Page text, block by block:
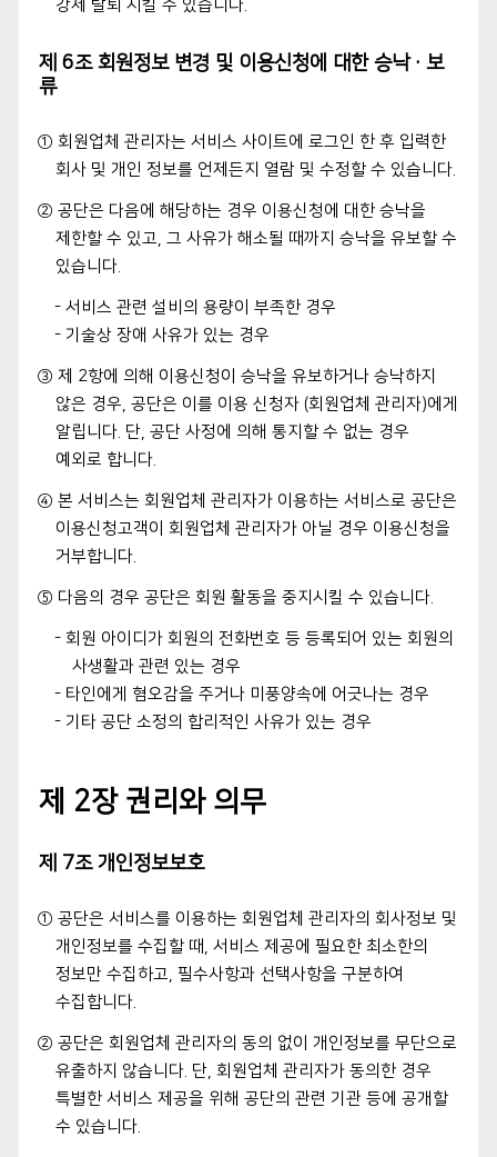
강제 탈퇴 시킬 수 있습니다.
제 6조 회원정보 변경 및 이용신청에 대한 승낙·보
류
① 회원업체 관리자는 서비스 사이트에 로그인 한 후 입력한
회사 및 개인 정보를 언제든지 열람 및 수정할 수 있습니다.
② 공단은 다음에 해당하는 경우 이용신청에 대한 승낙을
제한할 수 있고, 그 사유가 해소될 때까지 승낙을 유보할 수
있습니다.
- 서비스 관련 설비의 용량이 부족한 경우
- 기술상 장애 사유가 있는 경우
③ 제 2항에 의해 이용신청이 승낙을 유보하거나 승낙하지
않은 경우, 공단은 이를 이용 신청자 (회원업체 관리자)에게
알립니다. 단, 공단 사정에 의해 통지할 수 없는 경우
예외로 합니다.
④ 본 서비스는 회원업체 관리자가 이용하는 서비스로 공단은
이용신청고객이 회원업체 관리자가 아닐 경우 이용신청을
거부합니다.
⑤ 다음의 경우 공단은 회원 활동을 중지시킬 수 있습니다.
- 회원 아이디가 회원의 전화번호 등 등록되어 있는 회원의
사생활과 관련 있는 경우
- 타인에게 혐오감을 주거나 미풍양속에 어긋나는 경우
- 기타 공단 소정의 합리적인 사유가 있는 경우
제 2장 권리와 의무
제 7조 개인정보보호
① 공단은 서비스를 이용하는 회원업체 관리자의 회사정보 및
개인정보를 수집할 때, 서비스 제공에 필요한 최소한의
정보만 수집하고, 필수사항과 선택사항을 구분하여
수집합니다.
② 공단은 회원업체 관리자의 동의 없이 개인정보를 무단으로
유출하지 않습니다. 단, 회원업체 관리자가 동의한 경우
특별한 서비스 제공을 위해 공단의 관련 기관 등에 공개할
수 있습니다.